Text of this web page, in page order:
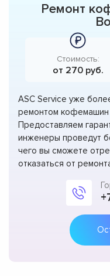
Ремонт
Стоимость:
от 270 руб.
ASC Service уже
ремонтом кофемашин
Предоставляем
инженеры проведут
чего вы сможете
отказаться от